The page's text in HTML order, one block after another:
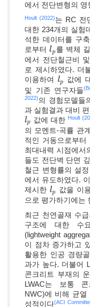
에서 전단변형의
Hoult (2022)는 RC 전
대한 234개의 실험
석한 데이터를 구
로부터lp
lp 를 벽체
에서 전단철근비
로 제시하였다. 더
이용하여 lp
lp 값에
및 기존 연구자들
2022)의 경험모델들
과 실험결과 대비
lp
lp 값에 대한 Hoult
의 모멘트-곡률 관
적인 거동으로부
최대내력 시점에서
들도 전단벽 단면
철근 변형률의 설
에서 유도하였다.
제시한 lp
lp 값을 이
으로 평가하기에는
최근 천연골재 수
구조에 대한 수
(lightweight
이 점차 증가하고
활용한 인공 경량
과가 높다. 더불어
콘크리트 부재의
LWAC는 보통 콘
NWC)에 비해 균열
성적이다(ACI